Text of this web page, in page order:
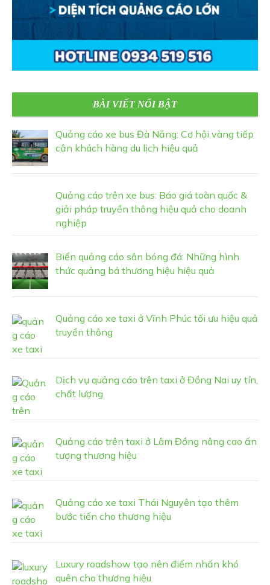
BÀI VIẾT NỔI BẬT
Quảng cáo xe bus Đà Nẵng: Cơ hội vàng tiếp
cận khách hàng du lịch hiệu quả
Quảng cáo trên xe bus: Báo giá toàn quốc &
giải pháp truyền thông hiệu quả cho doanh
nghiệp
Biển quảng cáo sân bóng đá: Những hình
thức quảng bá thương hiệu hiệu quả
Quảng cáo xe taxi ở Vĩnh Phúc tối ưu hiệu quả
truyền thông
Dịch vụ quảng cáo trên taxi ở Đồng Nai uy tín,
chất lượng
Quảng cáo trên taxi ở Lâm Đồng nâng cao ấn
tượng thương hiệu
Quảng cáo xe taxi Thái Nguyên tạo thêm
bước tiến cho thương hiệu
Luxury roadshow tạo nên điểm nhấn khó
quên cho thương hiệu